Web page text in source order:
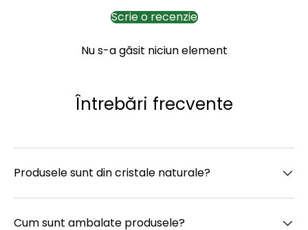
Scrie o recenzie
Nu s-a găsit niciun element
Întrebări frecvente
Produsele sunt din cristale naturale?
Cum sunt ambalate produsele?